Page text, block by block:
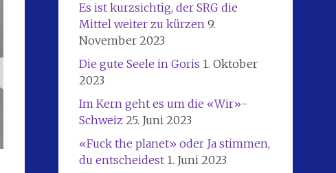
Es ist kurzsichtig, der SRG die
Mittel weiter zu kürzen 9.
November 2023
Die gute Seele in Goris 1. Oktober
2023
Im Kern geht es um die «Wir»-
Schweiz 25. Juni 2023
«Fuck the planet» oder Ja stimmen,
du entscheidest 1. Juni 2023